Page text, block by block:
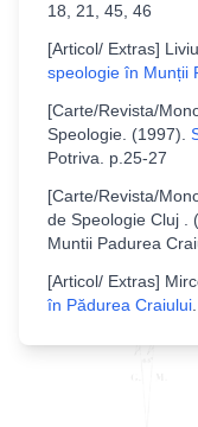
18, 21, 45, 46
[Articol/ Extras]
speologie în Munții
[Carte/Revista/
Speologie . (1997).
Potriva
p.25-27
[Carte/Revista/
de Speologie Cluj
. (
Muntii Padurea
[Articol/ Extras]
în Pădurea Craiului